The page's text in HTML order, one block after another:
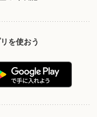
を使おう